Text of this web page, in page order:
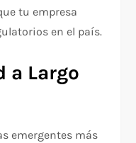
tu empresa
en el país.
a Largo
emergentes más